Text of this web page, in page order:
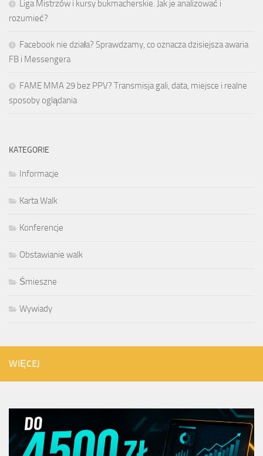
Liga Mistrzów i kursy bukmacherskie. Jak je analizować i
rozumieć?
Facebook nie działa? Sprawdzamy, co oznacza dzisiejsza awaria
FB i Messengera
FAME MMA 29 bez PPV? Transmisja gali, data, miejsce i realne
sposoby oglądania
KATEGORIE
Informacje
Karta Walk
Konferencje
Obstawianie walk
Śmieszne
Wywiady
WIĘCEJ